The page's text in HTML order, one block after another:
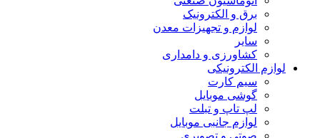
برق و الکترونیک
لوازم و تجهیزات معدن
سایر
کشاورزی و دامداری
لوازم الکترونیکی
سیم کارت
گوشی موبایل
لپ تاپ و تبلت
لوازم جانبی موبایل